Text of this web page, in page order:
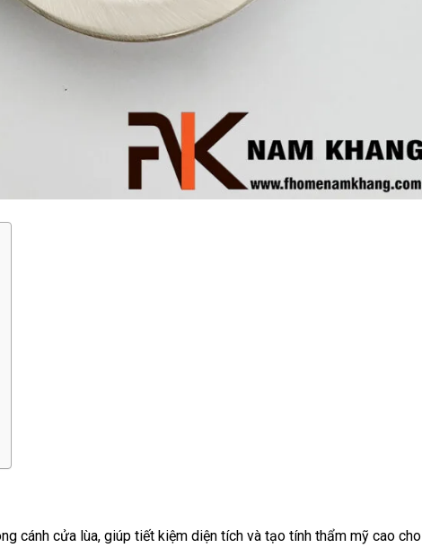
cánh cửa lùa, giúp tiết kiệm diện tích và tạo tính thẩm mỹ cao cho